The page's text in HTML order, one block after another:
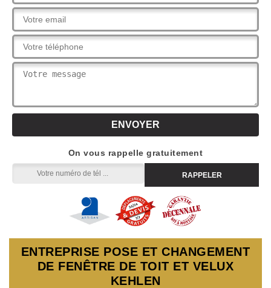
On vous rappelle gratuitement
ENTREPRISE POSE ET CHANGEMENT
DE FENÊTRE DE TOIT ET VELUX
KEHLEN